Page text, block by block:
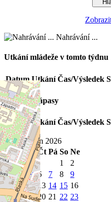
Nahrávání ...
Utkání mládeže v tomto týdnu
Datum Utkání Čas/Výsledek
Poslední zápasy
Datum Utkání Čas/Výsledek
Srpen 2026
Po Út St Čt Pá So Ne
1
2
3
4 5 6 7 8
9
10 11 12 13 14 15 16
17 18 19 20 21 22 23